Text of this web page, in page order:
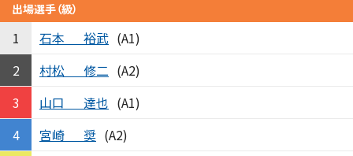
出場選手（級）
1 石本 裕武 (A1)
2
村松 修二 (A2)
3
山口 達也 (A1)
4
宮崎 奨 (A2)